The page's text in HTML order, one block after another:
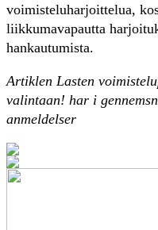
voimisteluharjoittelua,
liikkumavapautta
hankautumista.
Artiklen Lasten
valintaan! har i
anmeldelser